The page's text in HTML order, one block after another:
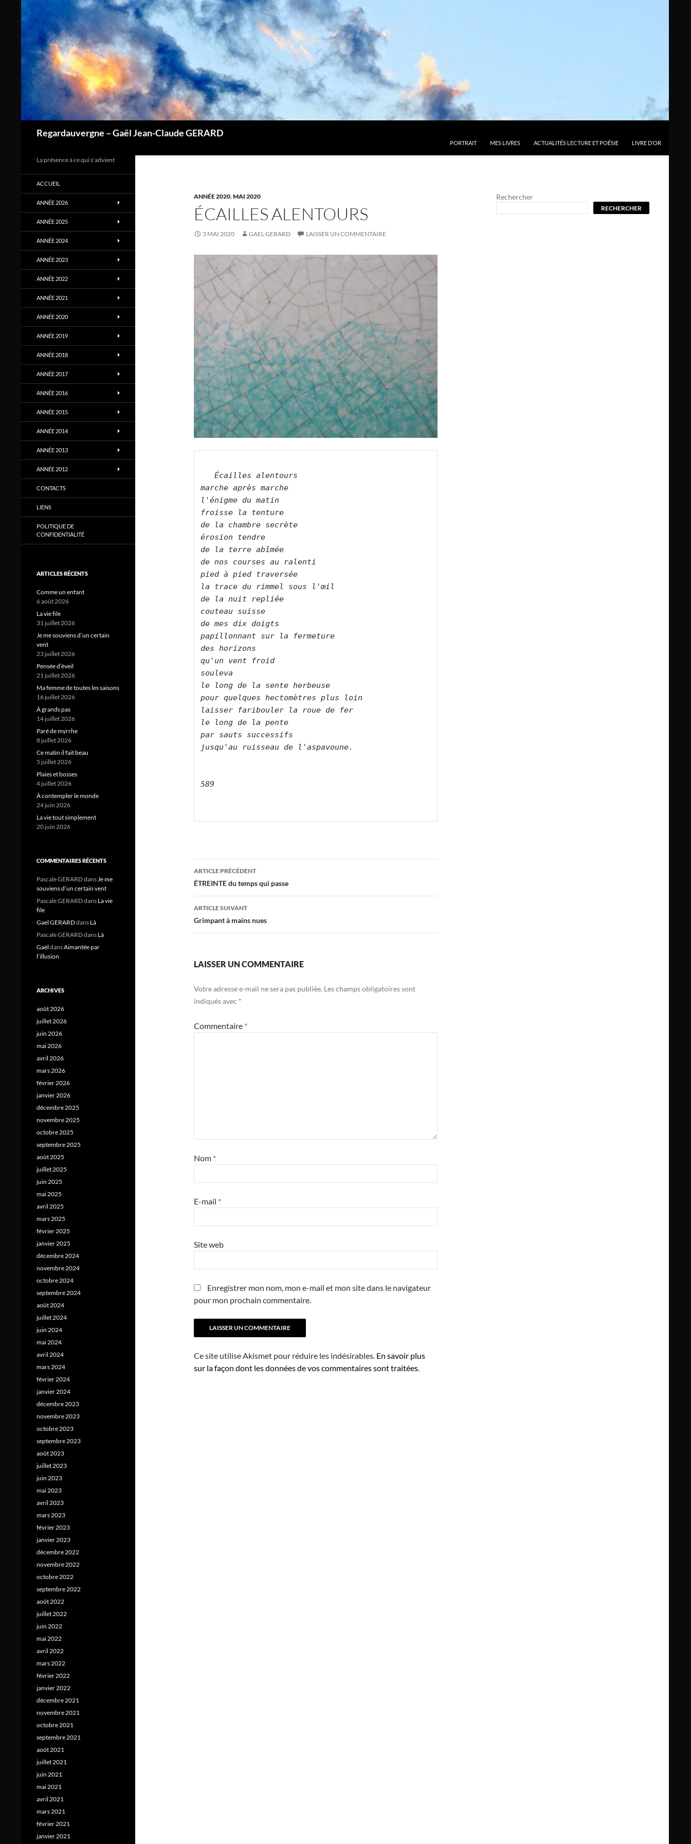
Regardauvergne – Gaël Jean-Claude GERARD
PORTRAIT MES LIVRES ACTUALITÉS LECTURE ET POÉSIE LIVRE D’OR
ANNÉE 2020,MAI 2020
ÉCAILLES ALENTOURS
3 MAI 2020 GAEL GERARD LAISSER UN COMMENTAIRE
Écailles alentours
marche après marche
l'énigme du matin
froisse la tenture
de la chambre secrète
érosion tendre
de la terre abîmée
de nos courses au ralenti
pied à pied traversée
la trace du rimmel sous l'œil
de la nuit repliée
couteau suisse
de mes dix doigts
papillonnant sur la fermeture
des horizons
qu'un vent froid
souleva
le long de la sente herbeuse
pour quelques hectomètres plus loin
laisser faribouler la roue de fer
le long de la pente
par sauts successifs
jusqu'au ruisseau de l'aspavoune.
589
Navigation
des
articles
ARTICLE PRÉCÉDENT
ÉTREINTE du temps qui passe
ARTICLE SUIVANT
Grimpant à mains nues
LAISSER UN COMMENTAIRE
Votre adresse e-mail ne sera pas publiée. Les champs obligatoires sont
indiqués avec *
Commentaire *
Nom *
E-mail *
Site web
Enregistrer mon nom, mon e-mail et mon site dans le navigateur
pour mon prochain commentaire.
Ce site utilise Akismet pour réduire les indésirables. En savoir plus
sur la façon dont les données de vos commentaires sont traitées
Rechercher
RECHERCHER
La présence à ce qui s'advient
ACCUEIL
ANNÉE 2026
ANNÉE 2025
ANNÉE 2024
ANNÉE 2023
ANNÉE 2022
ANNÉE 2021
ANNÉE 2020
ANNÉE 2019
ANNÉE 2018
ANNÉE 2017
ANNÉE 2016
ANNÉE 2015
ANNÉE 2014
ANNÉE 2013
ANNÉE 2012
CONTACTS
LIENS
POLITIQUE DE
CONFIDENTIALITÉ
ARTICLES RÉCENTS
Comme un enfant
6 août 2026
La vie file
31 juillet 2026
Je me souviens d’un certain
vent
23 juillet 2026
Pensée d’éveil
21 juillet 2026
Ma femme de toutes les saisons
16 juillet 2026
À grands pas
14 juillet 2026
Paré de myrrhe
8 juillet 2026
Ce matin il fait beau
5 juillet 2026
Plaies et bosses
4 juillet 2026
À contempler le monde
24 juin 2026
La vie tout simplement
20 juin 2026
COMMENTAIRES RÉCENTS
Pascale GERARDdansJe me
souviens d’un certain vent
Pascale GERARDdans La vie
file
Gael GERARDdans Là
Pascale GERARDdans Là
Gaël dansAimantée par
l’illusion
ARCHIVES
août 2026
juillet 2026
juin 2026
mai 2026
avril 2026
mars 2026
février 2026
janvier 2026
décembre 2025
novembre 2025
octobre 2025
septembre 2025
août 2025
juillet 2025
juin 2025
mai 2025
avril 2025
mars 2025
février 2025
janvier 2025
décembre 2024
novembre 2024
octobre 2024
septembre 2024
août 2024
juillet 2024
juin 2024
mai 2024
avril 2024
mars 2024
février 2024
janvier 2024
décembre 2023
novembre 2023
octobre 2023
septembre 2023
août 2023
juillet 2023
juin 2023
mai 2023
avril 2023
mars 2023
février 2023
janvier 2023
décembre 2022
novembre 2022
octobre 2022
septembre 2022
août 2022
juillet 2022
juin 2022
mai 2022
avril 2022
mars 2022
février 2022
janvier 2022
décembre 2021
novembre 2021
octobre 2021
septembre 2021
août 2021
juillet 2021
juin 2021
mai 2021
avril 2021
mars 2021
février 2021
janvier 2021